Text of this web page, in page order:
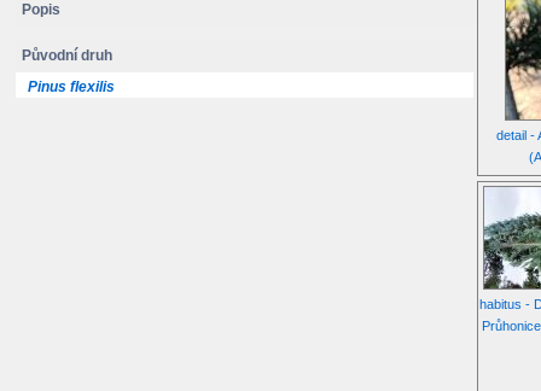
detail -
habitus -
Popis
Původní druh
Pinus flexilis